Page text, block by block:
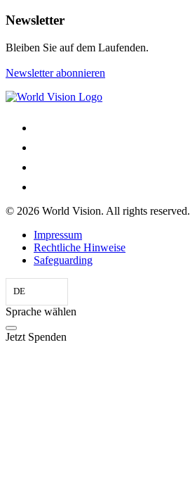
Newsletter
Bleiben Sie auf dem Laufenden.
Newsletter abonnieren
© 2026 World Vision. All rights reserved.
Impressum
Rechtliche Hinweise
Safeguarding
DE
Sprache wählen
Jetzt Spenden